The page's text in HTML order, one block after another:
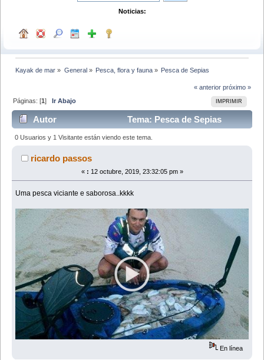
Noticias:
Kayak de mar » General» Pesca, flora y fauna» Pesca de Sepias
« anterior próximo »
IMPRIMIR
Páginas: [1]Ir Abajo
Autor
Tema: Pesca de Sepias
(Leído 19847 veces)
0 Usuarios y 1 Visitante están viendo este tema.
ricardo passos
« : 12 octubre, 2019, 23:32:05 pm »
Uma pesca viciante e saborosa..kkkk
En línea